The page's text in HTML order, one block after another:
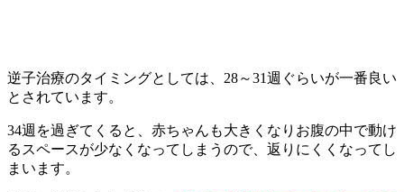
逆子治療のタイミングとしては、28～31週ぐらいが一番良い
とされています。
34週を過ぎてくると、赤ちゃんも大きくなりお腹の中で動け
るスペースが少なくなってしまうので、返りにくくなってし
まいます。